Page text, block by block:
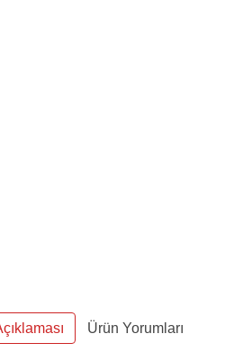
Ürün Yorumları